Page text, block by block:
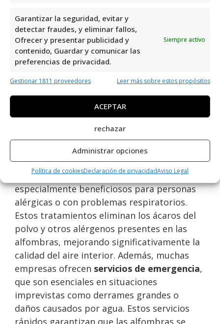
Garantizar la seguridad, evitar y
detectar fraudes, y eliminar fallos,
Ofrecer y presentar publicidad y
contenido, Guardar y comunicar las
preferencias de privacidad.
Siempre activo
Gestionar 1811 proveedores Leer más sobre estos propósitos
ACEPTAR
rechazar
Administrar opciones
Política de cookiesDeclaración de privacidadAviso Legal
efectiva sin dañar el material. Por otro lado,
laeliminación de manchasse enfoca en
tratar manchas difíciles causadas por vino,
café, mascotas, entre otros. Las empresas
de mancha, asegurando su completa
remoción sin afectar el color o la textura de
Tratamientos antiácaros y
servicios de emergencia
Lostratamientos antiácarosson
especialmente beneficiosos para personas
alérgicas o con problemas respiratorios.
Estos tratamientos eliminan los ácaros del
polvo y otros alérgenos presentes en las
alfombras, mejorando significativamente la
calidad del aire interior. Además, muchas
empresas ofrecen servicios de emergencia,
que son esenciales en situaciones
imprevistas como derrames grandes o
daños causados por agua. Estos servicios